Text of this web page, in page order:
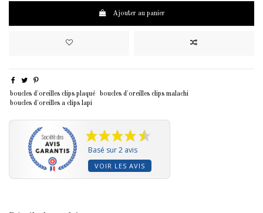
Ajouter au panier
boucles d'oreilles clips plaqué
boucles d'oreilles clips malachi
boucles d'oreilles a clips lapi
Basé sur 2 avis
VOIR LES AVIS